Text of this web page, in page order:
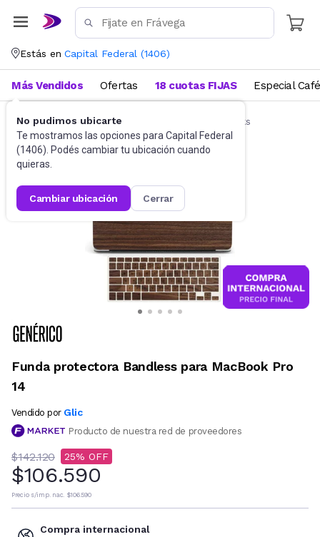
Estás en Capital Federal (1406)
No pudimos ubicarte
Te mostramos las opciones para Capital Federal
(1406). Podés cambiar tu ubicación cuando
quieras.
cambiar ubicación cerrar
Más Vendidos Ofertas 18 cuotas FIJAS Especial Café
Accesorios de Informática Funda Notebooks
Funda protectora Bandless para MacBook Pro
14
Vendido por Glic
Producto de nuestra red de proveedores
$142.120 25
$106.590
Precio s/imp. nac. $106.590
Compra internacional